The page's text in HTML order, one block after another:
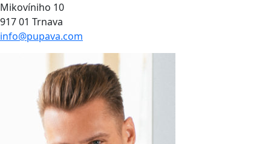
Mikovíniho 10
917 01 Trnava
info@pupava.com